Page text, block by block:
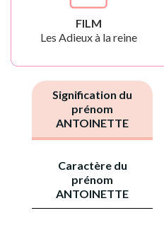
FILM
Les Adieux à la reine
Signification du
prénom
ANTOINETTE
Caractère du
prénom
ANTOINETTE